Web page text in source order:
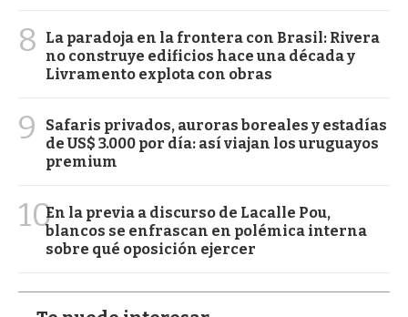
8
La paradoja en la frontera con Brasil: Rivera
no construye edificios hace una década y
Livramento explota con obras
9
Safaris privados, auroras boreales y estadías
de US$ 3.000 por día: así viajan los uruguayos
premium
10En la previa a discurso de Lacalle Pou,
blancos se enfrascan en polémica interna
sobre qué oposición ejercer